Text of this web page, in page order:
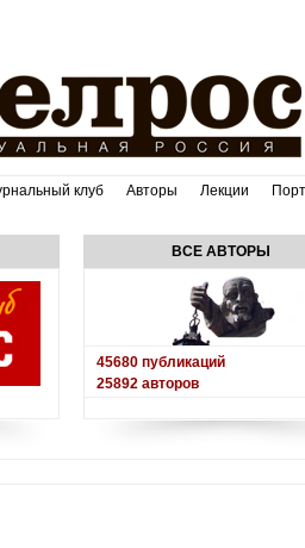
клуб Авторы Лекции
ВСЕ АВТОРЫ
45680 публикаций
25892 авторов